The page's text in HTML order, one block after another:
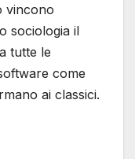
vincono
sociologia il
tutte le
come
ai classici.